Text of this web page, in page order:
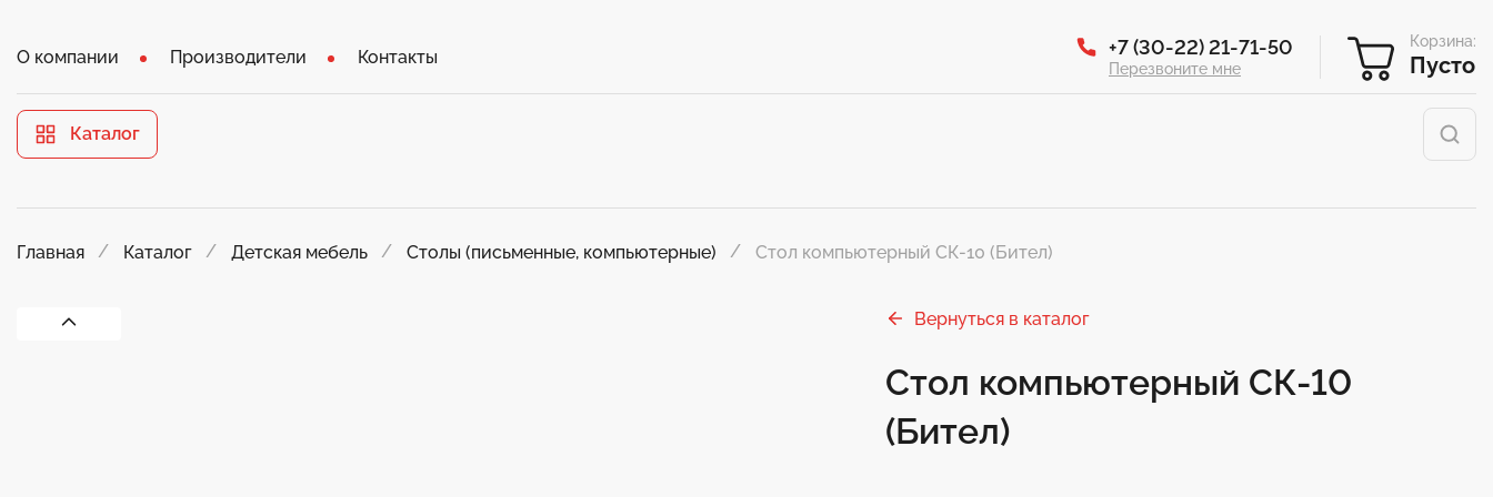
О компании Производители Контакты +7 (30-22) 21-71-50
Перезвоните мне
Корзина:
Пусто
Каталог
Главная Каталог Детская мебель Столы (письменные, компьютерные) Стол компьютерный СК-10 (Бител)
Вернуться в каталог
Стол компьютерный СК-10
(Бител)